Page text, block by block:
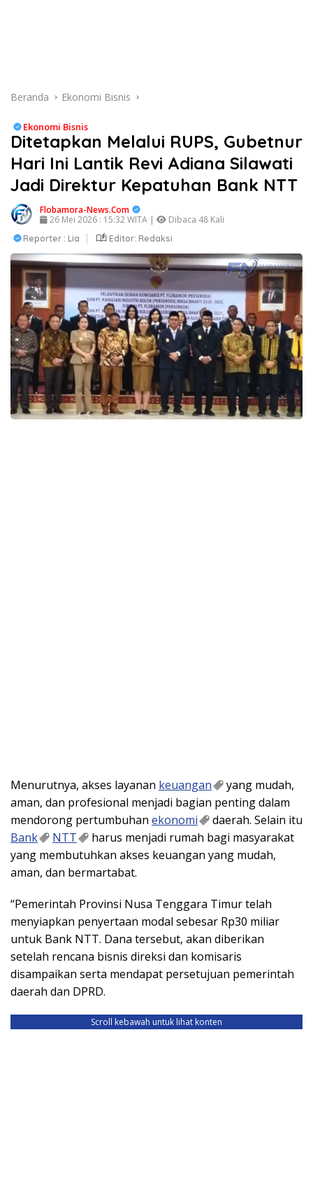
Beranda Ekonomi Bisnis
Ekonomi Bisnis
Ditetapkan Melalui RUPS, Gubetnur
Hari Ini Lantik Revi Adiana Silawati
Jadi Direktur Kepatuhan Bank NTT
Flobamora-News.Com
26 Mei 2026 : 15:32 WITA |
Dibaca 48 Kali
Reporter : Lia Editor: Redaksi
Menurutnya, akses layanan keuangan
yang mudah,
aman, dan profesional menjadi bagian penting dalam
mendorong pertumbuhan ekonomi
daerah. Selain itu
Bank
NTT
harus menjadi rumah bagi masyarakat
yang membutuhkan akses keuangan yang mudah,
aman, dan bermartabat.
“Pemerintah Provinsi Nusa Tenggara Timur telah
menyiapkan penyertaan modal sebesar Rp30 miliar
untuk Bank NTT. Dana tersebut, akan diberikan
setelah rencana bisnis direksi dan komisaris
disampaikan serta mendapat persetujuan pemerintah
daerah dan DPRD.
Scroll kebawah untuk lihat konten